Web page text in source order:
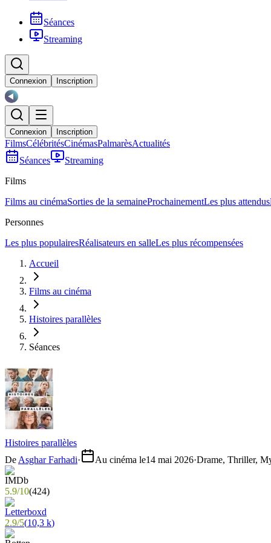
Séances
Streaming
Connexion Inscription
Connexion Inscription
FilmsCélébritésCinémasPalmarèsActualités
Séances
Streaming
Films
Films au cinémaSorties de la semaineProchainementLes plus attendus
Personnes
Les plus populairesRéalisateurs en salleLes plus récompensées
Accueil
Films au cinéma
Histoires parallèles
Séances
Histoires parallèles
De Asghar Farhadi· Au cinéma le14 mai 2026·Drame, Thriller,
5.9/10(424)
2.9/5(10,3 k)